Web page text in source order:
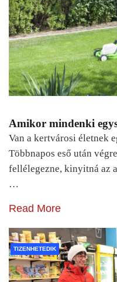
Amikor mindenki
Van a kertvárosi életnek
Többnapos eső után
fellélegezne, kinyitná az
…
Read More
TIZENHETEDIK